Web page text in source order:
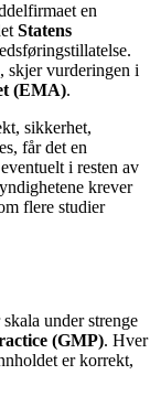
en
Statens
skjer vurderingen i
(EMA).
sikkerhet,
får det en
i resten av
krever
flere studier
under strenge
(GMP). Hver
er korrekt,